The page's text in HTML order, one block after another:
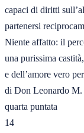
capaci di diritti
partenersi
Niente affatto: il
una purissima
e dell’amore vero
di Don Leonardo M.
quarta puntata
14